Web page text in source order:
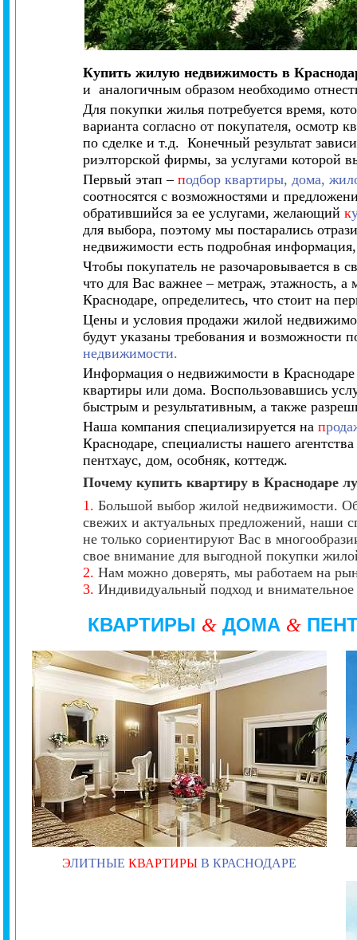
Купить жилую недвижимость в
и аналогичным образом необходимо
Для покупки жилья потребуется время,
варианта согласно от покупателя, осмотр
по сделке и т.д. Конечный результат
риэлторской фирмы, за услугами которой
Первый этап –подбор квартиры, дома,
соотносятся с возможностями и
обратившийся за ее услугами, желающийк
для выбора, поэтому мы постарались
недвижимости есть подробная
Чтобы покупатель не разочаровывается в
что для Вас важнее – метраж, этажность,
Краснодаре, определитесь, что стоит на
Цены и условия продажи жилой
будут указаны требования и возможности
недвижимости.
Информация о недвижимости в Краснодаре
квартиры или дома. Воспользовавшись
быстрым и результативным, а также
Наша компания специализируется нап
Краснодаре, специалисты нашего
пентхаус, дом, особняк, коттедж.
Почему купить квартиру в Краснодаре
1.Большой выбор жилой недвижимости.
свежих и актуальных предложений, наши
не только сориентируют Вас в
свое внимание для выгодной покупки
2.Нам можно доверять, мы работаем на
3.Индивидуальный подход и
КВАРТИРЫ & ДОМА &
ЭЛИТНЫЕ КВАРТИРЫ В КРАСНОДАРЕ